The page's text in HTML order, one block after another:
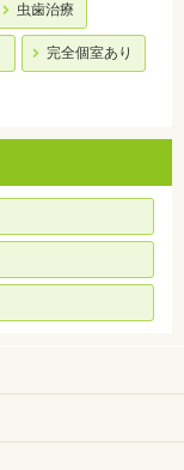
虫歯治療
完全個室あり